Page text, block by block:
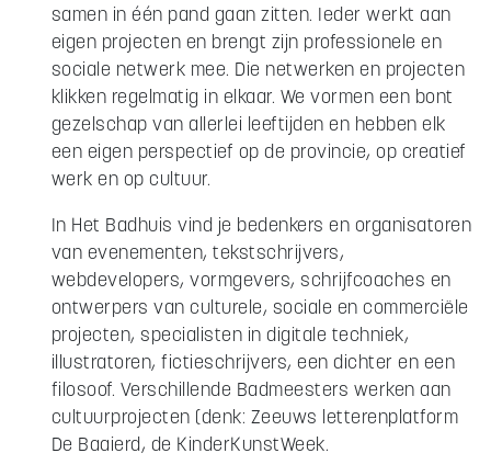
samen in één pand gaan zitten. Ieder werkt aan
eigen projecten en brengt zijn professionele en
sociale netwerk mee. Die netwerken en projecten
klikken regelmatig in elkaar. We vormen een bont
gezelschap van allerlei leeftijden en hebben elk
een eigen perspectief op de provincie, op creatief
werk en op cultuur.
In Het Badhuis vind je bedenkers en organisatoren
van evenementen, tekstschrijvers,
webdevelopers, vormgevers, schrijfcoaches en
ontwerpers van culturele, sociale en commerciële
projecten, specialisten in digitale techniek,
illustratoren, fictieschrijvers, een dichter en een
filosoof. Verschillende Badmeesters werken aan
cultuurprojecten (denk: Zeeuws letterenplatform
De Baaierd, de KinderKunstWeek.